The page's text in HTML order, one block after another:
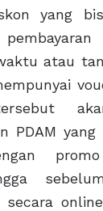
yang
atau
PDAM
secara